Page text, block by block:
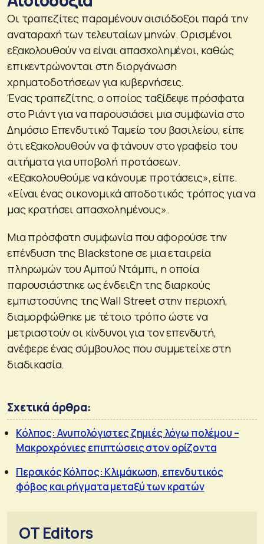
Οι τραπεζίτες παραμένουν αισιόδοξοι παρά την
αναταραχή των τελευταίων μηνών. Ορισμένοι
εξακολουθούν να είναι απασχολημένοι, καθώς
επικεντρώνονται στη διοργάνωση
χρηματοδοτήσεων για κυβερνήσεις.
Ένας τραπεζίτης, ο οποίος ταξίδεψε πρόσφατα
στο Ριάντ για να παρουσιάσει μια συμφωνία στο
Δημόσιο Επενδυτικό Ταμείο του βασιλείου, είπε
ότι εξακολουθούν να φτάνουν στο γραφείο του
αιτήματα για υποβολή προτάσεων.
«Εξακολουθούμε να κάνουμε προτάσεις», είπε.
«Είναι ένας οικονομικά αποδοτικός τρόπος για να
μας κρατήσει απασχολημένους».
Μια πρόσφατη συμφωνία που αφορούσε την
επένδυση της Blackstone σε μια εταιρεία
πληρωμών του Αμπού Ντάμπι, η οποία
παρουσιάστηκε ως ένδειξη της διαρκούς
εμπιστοσύνης της Wall Street στην περιοχή,
διαμορφώθηκε με τέτοιο τρόπο ώστε να
μετριαστούν οι κίνδυνοι για τον επενδυτή,
ανέφερε ένας σύμβουλος που συμμετείχε στη
διαδικασία.
Σχετικά άρθρα:
Κόλπος: Ανυπολόγιστες ζημιές λόγω πολέμου –
Μακροχρόνιες επιπτώσεις στον ορίζοντα
Περσικός Κόλπος: Κλιμάκωση, επενδυτικός
φόβος και ρήγματα μεταξύ των κρατών
OT Editors